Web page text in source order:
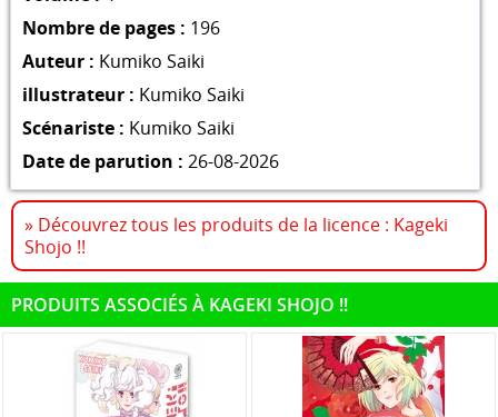
Nombre de pages : 196
Auteur : Kumiko Saiki
illustrateur : Kumiko Saiki
Scénariste : Kumiko Saiki
Date de parution : 26-08-2026
» Découvrez tous les produits de la licence : Kageki
Shojo !!
PRODUITS ASSOCIÉS À KAGEKI SHOJO !!